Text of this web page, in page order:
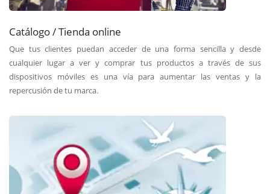
Catálogo / Tienda online
Que tus clientes puedan acceder de una forma sencilla y desde
cualquier lugar a ver y comprar tus productos a través de sus
dispositivos móviles es una vía para aumentar las ventas y la
repercusión de tu marca.